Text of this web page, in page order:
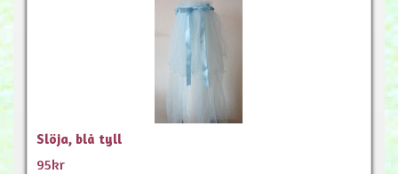
Slöja, blå tyll
95kr